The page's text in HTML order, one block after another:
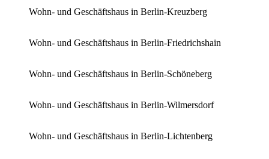
Wohn- und Geschäftshaus in Berlin-Kreuzberg
Wohn- und Geschäftshaus in Berlin-Friedrichshain
Wohn- und Geschäftshaus in Berlin-Schöneberg
Wohn- und Geschäftshaus in Berlin-Wilmersdorf
Wohn- und Geschäftshaus in Berlin-Lichtenberg